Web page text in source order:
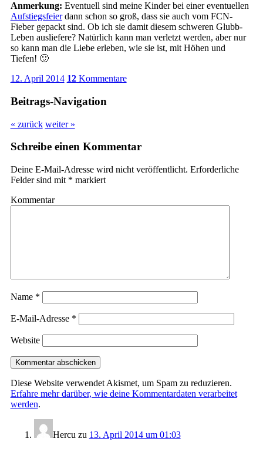
Anmerkung: Eventuell sind meine Kinder bei einer eventuellen
Aufstiegsfeierdann schon so groß, dass sie auch vom FCN-
Fieber gepackt sind. Ob ich sie damit diesem schweren Glubb-
Leben ausliefere? Natürlich kann man verletzt werden, aber nur
so kann man die Liebe erleben, wie sie ist, mit Höhen und
Tiefen! 🙂
12. April 2014 12Kommentare
Beitrags-Navigation
« zurück weiter »
Schreibe einen Kommentar
Deine E-Mail-Adresse wird nicht veröffentlicht. Erforderliche
Felder sind mit * markiert
Kommentar
Name *
E-Mail-Adresse *
Website
Diese Website verwendet Akismet, um Spam zu reduzieren.
Erfahre mehr darüber, wie deine Kommentardaten verarbeitet
werden.
Hercu zu 13. April 2014 um 01:03